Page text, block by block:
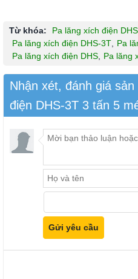
Từ khóa: Pa lăng xích điện
Pa lăng xích điện DHS-3T
Pa
Pa lăng xích điện DHS
Pa lăng
Nhận xét, đánh giá
điện DHS-3T 3 tấn 5